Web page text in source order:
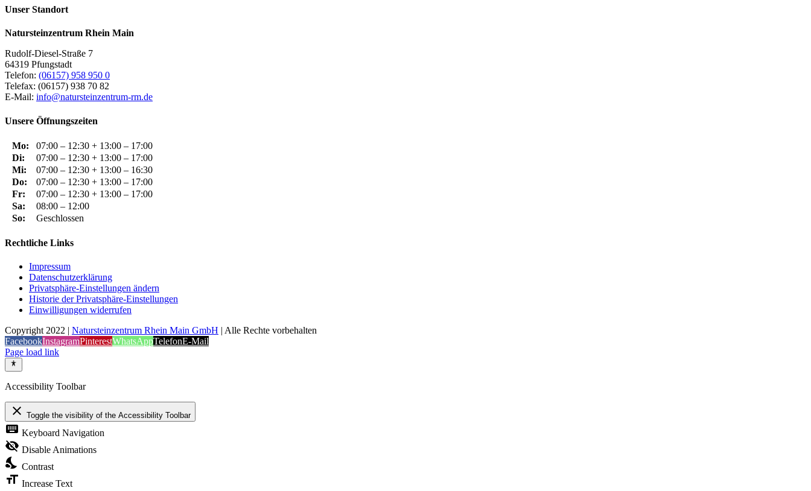
Unser Standort
Natursteinzentrum Rhein Main
Rudolf-Diesel-Straße 7
64319 Pfungstadt
Telefon: (06157) 958 950 0
Telefax: (06157) 938 70 82
E-Mail: info@natursteinzentrum-rm.de
Unsere Öffnungszeiten
Mo:
07:00 – 12:30 + 13:00 – 17:00
Di:
07:00 – 12:30 + 13:00 – 17:00
Mi:
07:00 – 12:30 + 13:00 – 16:30
Do:
07:00 – 12:30 + 13:00 – 17:00
Fr:
07:00 – 12:30 + 13:00 – 17:00
Sa:
08:00 – 12:00
So:
Geschlossen
Rechtliche Links
Impressum
Datenschutzerklärung
Privatsphäre-Einstellungen ändern
Historie der Privatsphäre-Einstellungen
Einwilligungen widerrufen
Copyright 2022 | Natursteinzentrum Rhein Main GmbH | Alle Rechte vorbehalten
FacebookInstagramPinterestWhatsAppTelefonE-Mail
Page load link
Accessibility Toolbar
close Toggle the visibility of the Accessibility Toolbar
keyboard Keyboard Navigation
visibility_off Disable Animations
nights_stay Contrast
format_size Increase Text